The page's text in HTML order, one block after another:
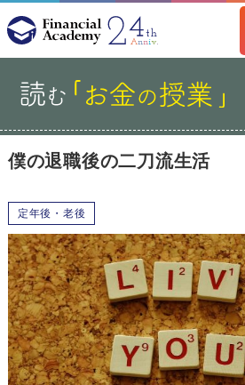
僕の退職後の二刀流生活
定年後・老後